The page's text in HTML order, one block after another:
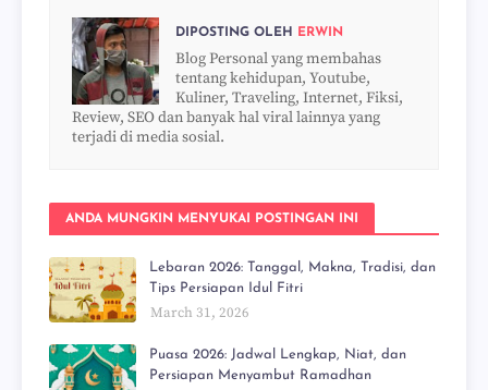
DIPOSTING OLEH ERWIN
Blog Personal yang membahas
tentang kehidupan, Youtube,
Kuliner, Traveling, Internet, Fiksi,
Review, SEO dan banyak hal viral lainnya yang
terjadi di media sosial.
ANDA MUNGKIN MENYUKAI POSTINGAN INI
Lebaran 2026: Tanggal, Makna, Tradisi, dan
Tips Persiapan Idul Fitri
March 31, 2026
Puasa 2026: Jadwal Lengkap, Niat, dan
Persiapan Menyambut Ramadhan